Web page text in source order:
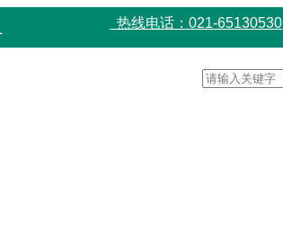
热线电话：021-65130530